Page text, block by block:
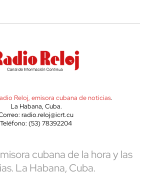
Reloj, emisora cubana de noticias.
La Habana, Cuba.
radio.reloj@icrt.cu
Teléfono: (53) 78392204
cubana de la hora y las
La Habana, Cuba.